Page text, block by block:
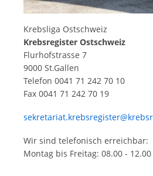
Krebsliga Ostschweiz
Krebsregister Ostschweiz
Flurhofstrasse 7
9000 St.Gallen
Telefon 0041 71 242 70 10
Fax 0041 71 242 70 19
Wir sind telefonisch erreichbar:
Montag bis Freitag: 08.00 -